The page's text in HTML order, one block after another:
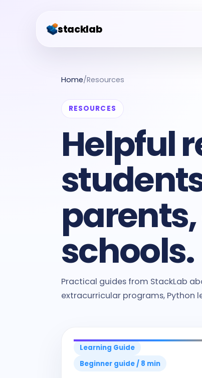
stacklab
Home/Resources
RESOURCES
Helpful
schools.
Practical guides from StackLab
extracurricular programs, Python
Learning Guide
Beginner guide / 8 min